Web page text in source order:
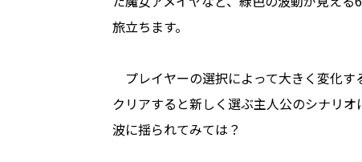
旅立ちます。
プレイヤーの選択によって大きく変化す
クリアすると新しく選ぶ主人公のシナリ
波に揺られてみては？